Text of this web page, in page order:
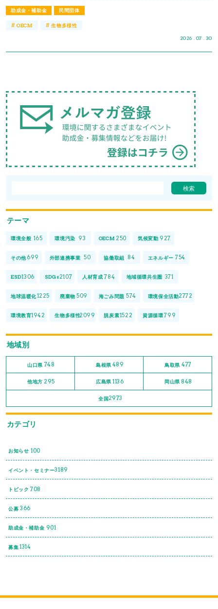
助成金・補助金 民間団体
2026 . 07 . 30
#OECM #生物多様性
テーマ
環境全般 165 環境汚染 93 OECM 250 気候変動 927
その他699 外部連携事業 50 協働取組 84 エネルギー 754
ESD1306 SDGs2107 人材育成 784 地域循環共生圏 371
地球温暖化1225 廃棄物 509 海ごみ問題 574 環境保全活動2772
環境教育1942 生物多様性2099 脱炭素1522 資源循環 799
地域別
山口県 748 島根県 489 鳥取県 477
他地方 295 広島県 1136 岡山県 848
全国2973
カテゴリ
お知らせ 100
イベント・セミナー3189
トピック 708
公募 366
助成金・補助金 901
募集1314